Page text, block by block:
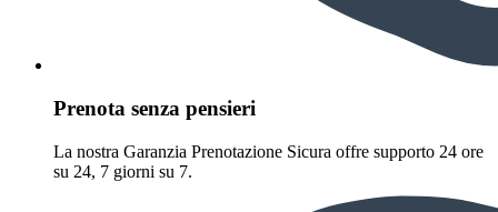
Prenota senza pensieri
La nostra Garanzia Prenotazione Sicura offre supporto 24 ore
su 24, 7 giorni su 7.